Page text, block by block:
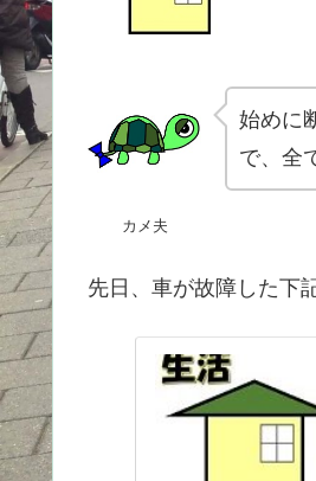
カメ夫
始めに
で、全
先日、車が故障した下